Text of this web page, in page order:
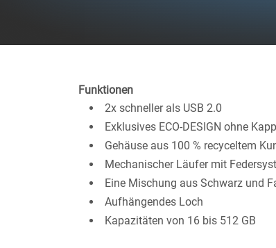
Funktionen
2x schneller als USB 2.0
Exklusives ECO-DESIGN ohne
Gehäuse aus 100 % recyceltem
Mechanischer Läufer mit
Eine Mischung aus Schwarz und
Aufhängendes Loch
Kapazitäten von 16 bis 512 GB